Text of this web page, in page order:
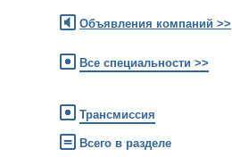
Объявления компаний >>
Все специальности >>
Трансмиссия
Всего в разделе